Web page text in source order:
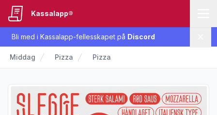
Bli med i Kassalapp-fellesskapet på Discord
Kassalapp®
Middag Pizza Pizza